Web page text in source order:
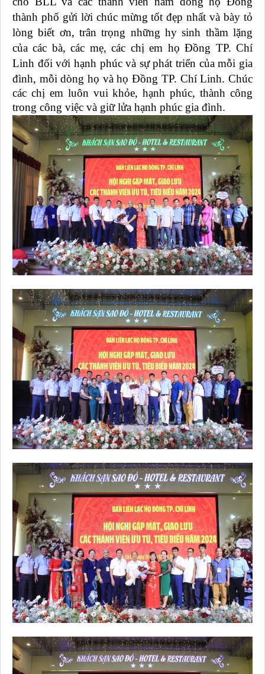
thành phố gửi lời chúc mừng tốt đẹp nhất và bày tỏ
lòng biết ơn, trân trọng những hy sinh thầm lặng
của các bà, các mẹ, các chị em họ Đồng TP. Chí
Linh đối với hạnh phúc và sự phát triển của mỗi gia
đình, mỗi dòng họ và họ Đồng TP. Chí Linh. Chúc
các chị em luôn vui khỏe, hạnh phúc, thành công
trong công việc và giữ lửa hạnh phúc gia đình.